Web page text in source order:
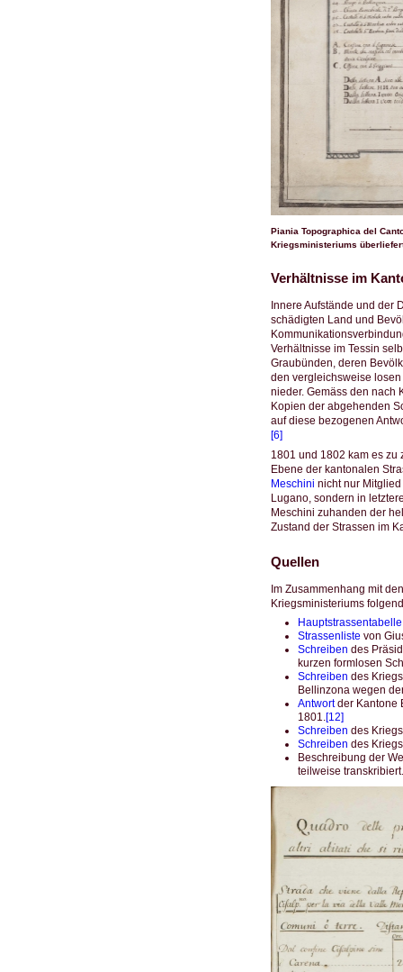
Piania Topographica del
Kriegsministeriums
Verhältnisse im
Innere Aufstände und der
schädigten Land und
Verhältnisse im Tessin
Graubünden, deren
den vergleichsweise
nieder. Gemäss den nach
Kopien der abgehenden
auf diese bezogenen
[6]
1801 und 1802 kam es
Ebene der kantonalen
Meschini nicht nur
Lugano, sondern in
Meschini zuhanden der
Zustand der Strassen im
Quellen
Im Zusammenhang mit
Kriegsministeriums
Hauptstrassentabelle
Strassenliste von
Schreiben des
kurzen formlosen
Schreiben des
Bellinzona wegen
Antwortder Kantone
1801. [12]
Schreiben des
Schreiben des
Beschreibung der
teilweise transkribiert.